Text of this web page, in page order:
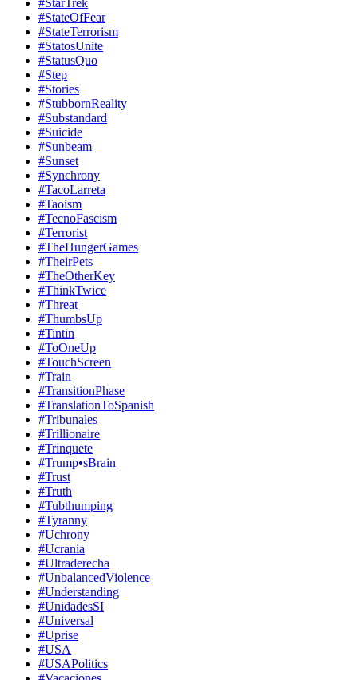
#StarTrek
#StateOfFear
#StateTerrorism
#StatosUnite
#StatusQuo
#Step
#Stories
#StubbornReality
#Substandard
#Suicide
#Sunbeam
#Sunset
#Synchrony
#TacoLarreta
#Taoism
#TecnoFascism
#Terrorist
#TheHungerGames
#TheirPets
#TheOtherKey
#ThinkTwice
#Threat
#ThumbsUp
#Tintin
#ToOneUp
#TouchScreen
#Train
#TransitionPhase
#TranslationToSpanish
#Tribunales
#Trillionaire
#Trinquete
#Trump•sBrain
#Trust
#Truth
#Tubthumping
#Tyranny
#Uchrony
#Ucrania
#Ultraderecha
#UnbalancedViolence
#Understanding
#UnidadesSI
#Universal
#Uprise
#USA
#USAPolitics